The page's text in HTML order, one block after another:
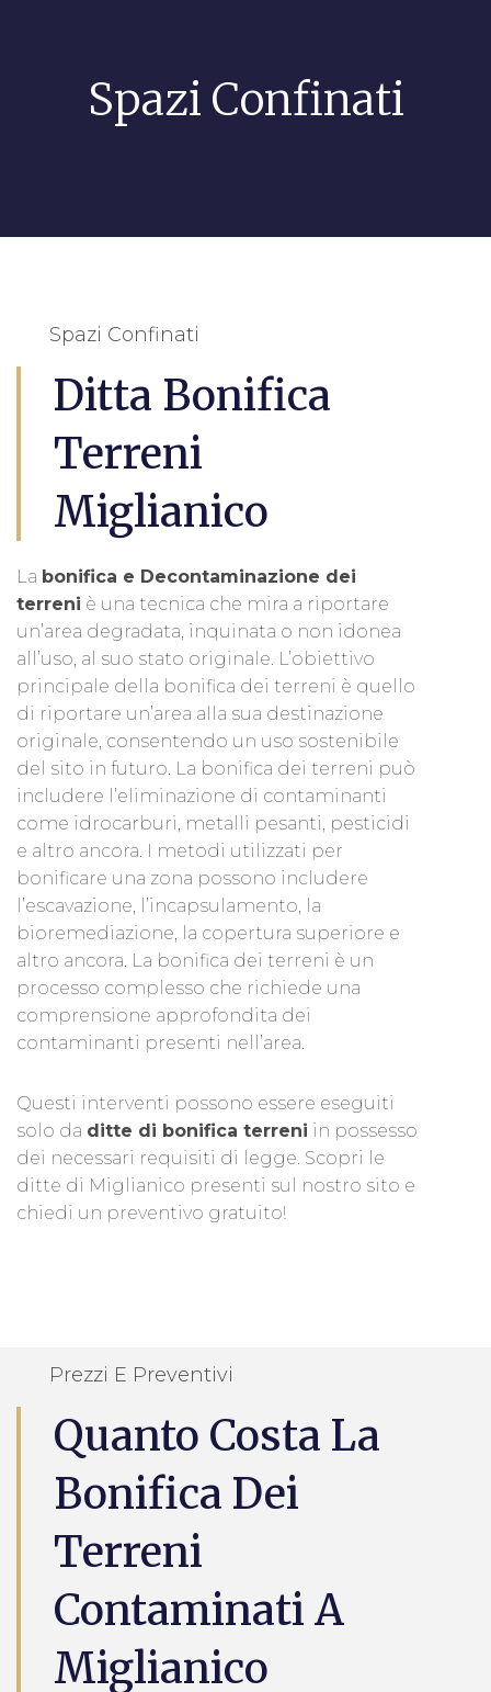
Spazi Confinati
Spazi Confinati
Ditta Bonifica
Terreni
Miglianico
La bonifica e Decontaminazione dei
terreni è una tecnica che mira a riportare
un’area degradata, inquinata o non idonea
all’uso, al suo stato originale. L’obiettivo
principale della bonifica dei terreni è quello
di riportare un’area alla sua destinazione
originale, consentendo un uso sostenibile
del sito in futuro. La bonifica dei terreni può
includere l’eliminazione di contaminanti
come idrocarburi, metalli pesanti, pesticidi
e altro ancora. I metodi utilizzati per
bonificare una zona possono includere
l’escavazione, l’incapsulamento, la
bioremediazione, la copertura superiore e
altro ancora. La bonifica dei terreni è un
processo complesso che richiede una
comprensione approfondita dei
contaminanti presenti nell’area.
Questi interventi possono essere eseguiti
solo da ditte di bonifica terreni in possesso
dei necessari requisiti di legge. Scopri le
ditte di Miglianico presenti sul nostro sito e
chiedi un preventivo gratuito!
Prezzi E Preventivi
Quanto Costa La
Bonifica Dei
Terreni
Contaminati A
Miglianico